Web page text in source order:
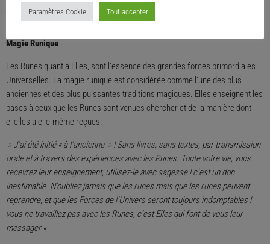
jour de nouvelles sources d’enseignement et de connaissances ! vous
apprendrez toute votre vie ! »
Magie Runique
Les Runes quant à Elles, sont l’essence des grandes forces primordiales
Universelles. La magie runique est considérée comme l’une des plus
anciennes et des plus puissantes traditions magiques. Elles enseignent les
bases à ceux que les Runes sont venues chercher et de la manière dont
elle les a elle-même reçues.
» J’ai été initié « à l’ancienne » ! Sans livres, sans textes, par transmission
orale et à travers des expériences avec les Runes. Toute votre vie, vous
recevrez leur enseignement, utilisez-le avec sagesse ! c’est un don
inestimable. N’oubliez jamais que les runes mais que les runes peuvent
reprendre, et que les Forces de l’Univers seront toujours indomptables !
vous ne travaillez pas avec les Runes, c’est Elles qui font de vous leur
messager «
Paramètres Cookie Tout accepter